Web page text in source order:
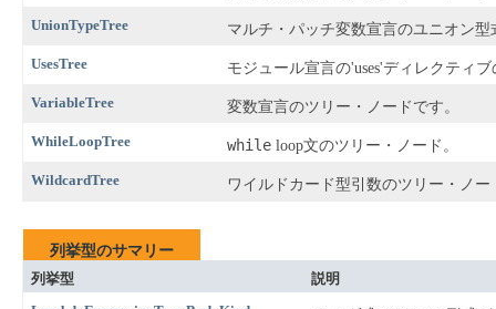
UnionTypeTree マルチ・パッチ変数宣言のユニオン
UsesTree モジュール宣言の'uses'ディレクティ
VariableTree 変数宣言のツリー・ノードです。
WhileLoopTree while loop文のツリー・ノード。
WildcardTree ワイルドカード型引数のツリー・ノー
列挙型のサマリー
列挙型
説明